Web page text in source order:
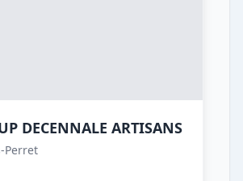
DECENNALE ARTISANS
Perret